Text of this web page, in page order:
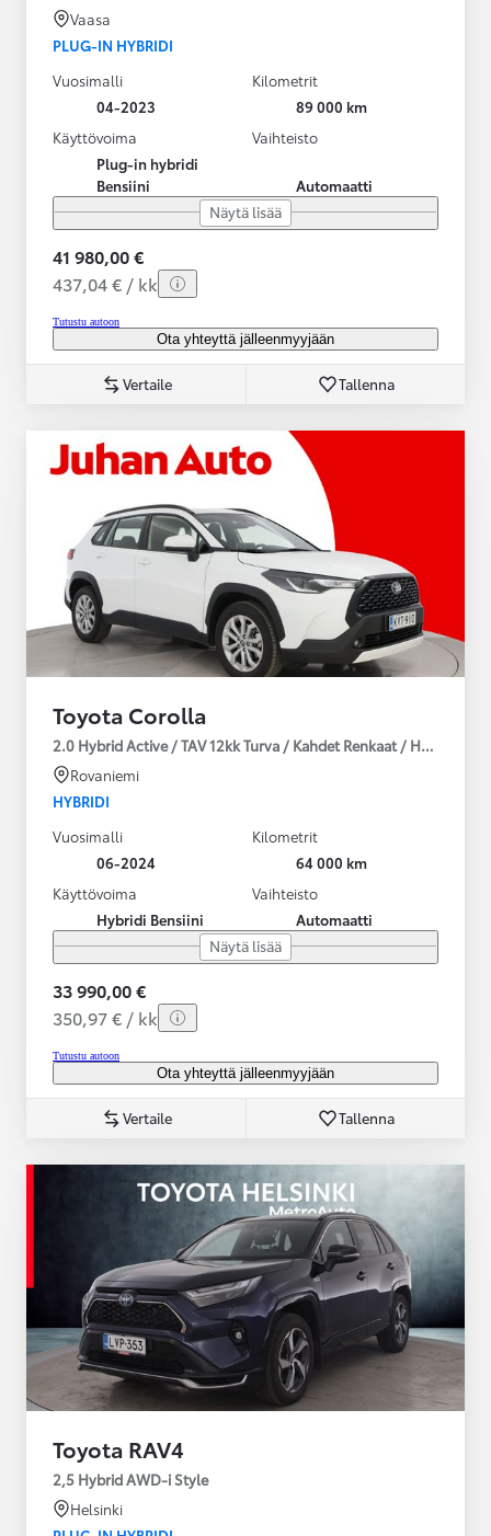
Vaasa
PLUG-IN HYBRIDI
Vuosimalli
04-2023
Kilometrit
89 000 km
Käyttövoima
Plug-in hybridi
Bensiini
Vaihteisto
Automaatti
Näytä lisää
41 980,00 €
437,04 € / kk
Tutustu autoon
Ota yhteyttä jälleenmyyjään
Vertaile Tallenna
Toyota Corolla
2.0 Hybrid Active / TAV 12kk Turva / Kahdet Renkaat /
Rovaniemi
HYBRIDI
Vuosimalli
06-2024
Kilometrit
64 000 km
Käyttövoima
Hybridi Bensiini
Vaihteisto
Automaatti
Näytä lisää
33 990,00 €
350,97 € / kk
Tutustu autoon
Ota yhteyttä jälleenmyyjään
Vertaile Tallenna
Toyota RAV4
2,5 Hybrid AWD-i Style
Helsinki